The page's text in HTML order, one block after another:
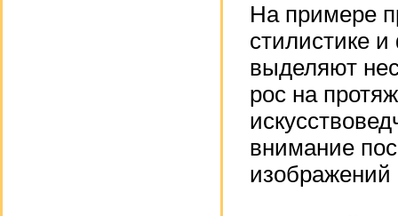
На примере
стилистике
выделяют
рос на
внимание